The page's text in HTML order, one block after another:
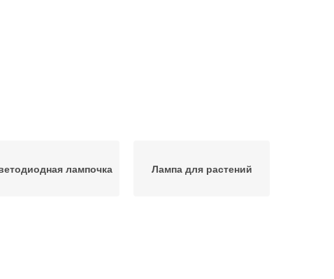
лампочка Лампа для растений